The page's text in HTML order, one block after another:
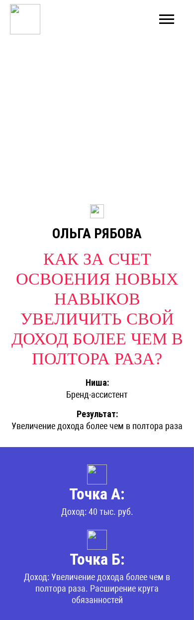
ОЛЬГА РЯБОВА
КАК ЗА СЧЕТ
ОСВОЕНИЯ НОВЫХ
НАВЫКОВ
УВЕЛИЧИТЬ СВОЙ
ДОХОД БОЛЕЕ ЧЕМ В
ПОЛТОРА РАЗА?
Ниша:
Бренд-ассистент
Результат:
Увеличение дохода более чем в полтора раза
Точка А:
Доход: 40 тыс. руб.
Точка Б:
Доход: Увеличение дохода более чем в
полтора раза. Расширение круга
обязанностей